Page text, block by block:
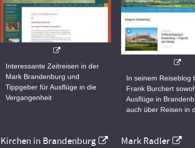
Interessante Zeitreisen in der
Mark Brandenburg und
Tippgeber für Ausflüge in die
Vergangenheit
In seinem Reiseblog
Frank Burchert
Ausflüge in
auch über Reisen in
Kirchen in Brandenburg Mark Radler